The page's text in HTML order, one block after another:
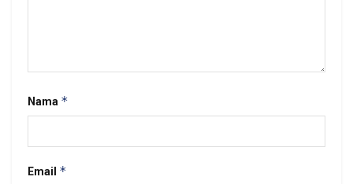
Nama *
Email *